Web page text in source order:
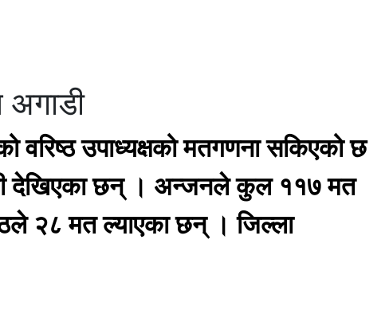
अगाडी
उपाध्यक्षको मतगणना सकिएको छ
देखिएका छन् । अन्जनले कुल ११७ मत
२८ मत ल्याएका छन् । जिल्ला